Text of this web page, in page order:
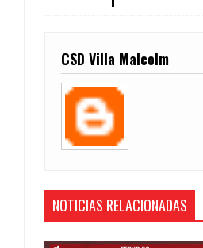
CSD Villa Malcolm
NOTICIAS RELACIONADAS